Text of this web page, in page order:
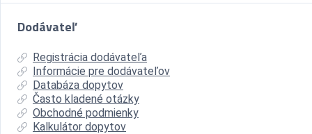
Dodávateľ
Registrácia dodávateľa
Informácie pre dodávateľov
Databáza dopytov
Často kladené otázky
Obchodné podmienky
Kalkulátor dopytov